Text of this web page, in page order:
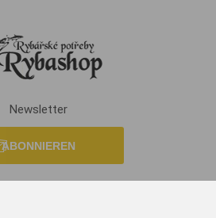
Newsletter
ABONNIEREN